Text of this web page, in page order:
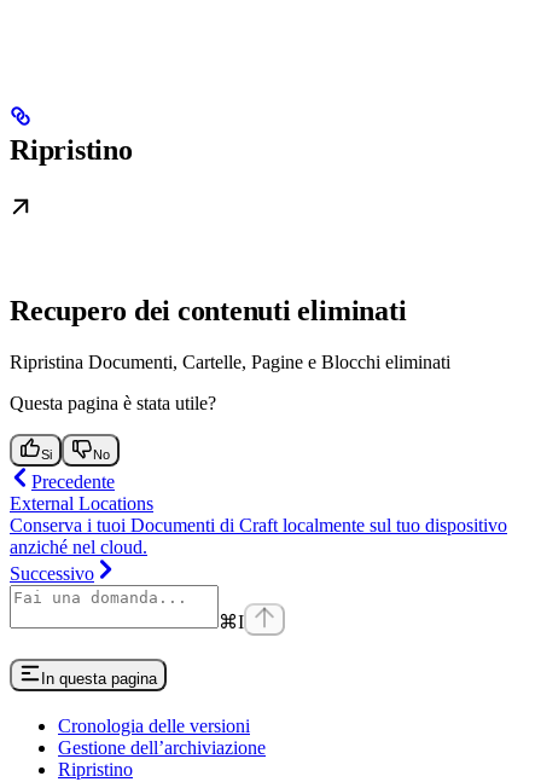
Ripristino
Recupero dei contenuti eliminati
Ripristina Documenti, Cartelle, Pagine e Blocchi eliminati
Questa pagina è stata utile?
Si No
Precedente
External Locations
Conserva i tuoi Documenti di Craft localmente sul tuo dispositivo
anziché nel cloud.
Successivo
⌘I
In questa pagina
Cronologia delle versioni
Gestione dell’archiviazione
Ripristino